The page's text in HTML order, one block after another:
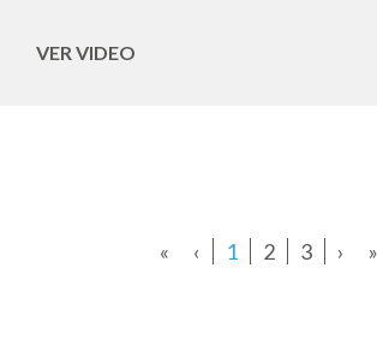
VER VIDEO
« ‹ 1 2 3 › »